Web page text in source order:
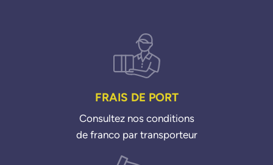
FRAIS DE PORT
Consultez nos conditions
de franco par transporteur